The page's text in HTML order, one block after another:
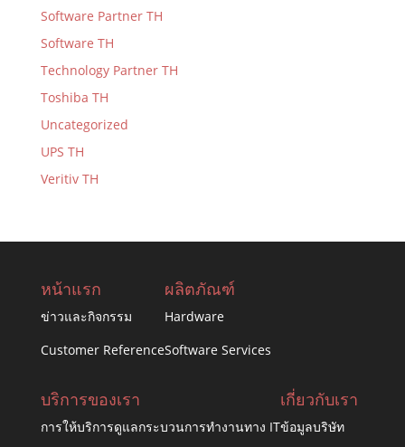
Software Partner TH
Software TH
Technology Partner TH
Toshiba TH
Uncategorized
UPS TH
Veritiv TH
หน้าแรก
ข่าวและกิจกรรม
Customer Reference
ผลิตภัณฑ์
Hardware
Software Services
บริการของเรา
การให้บริการดูแลกระบวนการทำงานทาง IT
เกี่ยวกับเรา
ข้อมูลบริษัท